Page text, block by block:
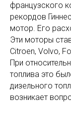
французского
рекордов
мотор. Его
Эти моторы
Citroen, Volvo,
При
топлива это
дизельного
возникает